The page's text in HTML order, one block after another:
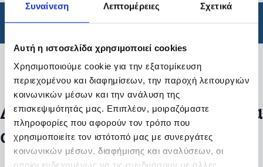
Συναίνεση Λεπτομέρειες Σχετικά
Αυτή η ιστοσελίδα χρησιμοποιεί cookies
Χρησιμοποιούμε cookie για την εξατομίκευση
περιεχομένου και διαφημίσεων, την παροχή λειτουργιών
κοινωνικών μέσων και την ανάλυση της
επισκεψιμότητάς μας. Επιπλέον, μοιραζόμαστε
πληροφορίες που αφορούν τον τρόπο που
χρησιμοποιείτε τον ιστότοπό μας με συνεργάτες
κοινωνικών μέσων, διαφήμισης και αναλύσεων, οι
οποίοι ενδεχομένως να τις συνδυάσουν με άλλες
Φάρμακα
Φίλτρα
Δεν βρέθηκαν προϊόντα με τα
συγκεκριμένα φίλτρα